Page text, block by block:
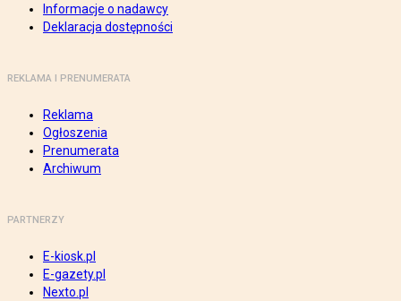
Informacje o nadawcy
Deklaracja dostępności
REKLAMA I PRENUMERATA
Reklama
Ogłoszenia
Prenumerata
Archiwum
PARTNERZY
E-kiosk.pl
E-gazety.pl
Nexto.pl